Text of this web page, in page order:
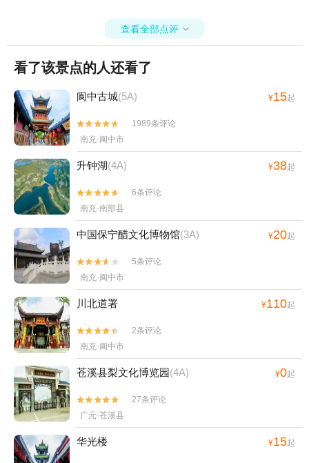
查看全部点评 
看了该景点的人还看了
阆中古城(5A) ¥15起


1989条评论
南充·阆中市
升钟湖(4A) ¥38起


6条评论
南充·南部县
中国保宁醋文化博物馆(3A) ¥20起


5条评论
南充·阆中市
川北道署 ¥110起


2条评论
南充·阆中市
苍溪县梨文化博览园(4A) ¥0起


27条评论
广元·苍溪县
华光楼 ¥15起